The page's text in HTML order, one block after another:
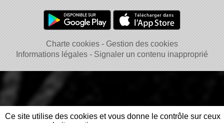
Charte cookies
Gestion des cookies
Informations légales
Signaler un contenu inapproprié
Ce site utilise des cookies et vous donne le contrôle sur ceux